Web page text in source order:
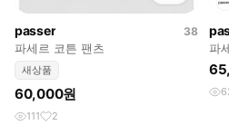
passer
38
파세르 코튼 팬츠
새상품
60,000원
111 2
파